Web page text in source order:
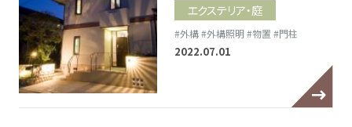
エクステリア・庭
#外構#外構照明 #物置 #門柱
2022.07.01